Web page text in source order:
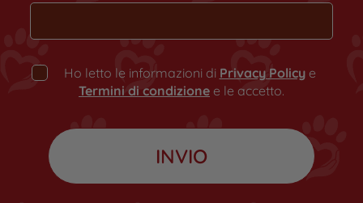
Ho letto le informazioni di Privacy Policye
Termini di condizione e le accetto.